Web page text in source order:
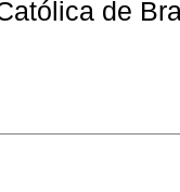
de